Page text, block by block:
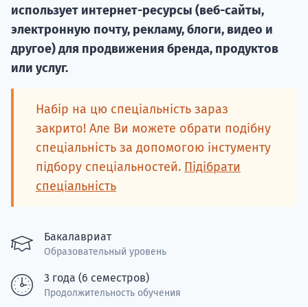
использует интернет-ресурсы (веб-сайты,
электронную почту, рекламу, блоги, видео и
другое) для продвижения бренда, продуктов
или услуг.
Набір на цю спеціальність зараз
закрито! Але Ви можете обрати подібну
спеціальність за допомогою інстументу
підбору спеціальностей. Підібрати
спеціальність
Бакалавриат
Образовательный уровень
3 года (6 семестров)
Продолжительность обучения